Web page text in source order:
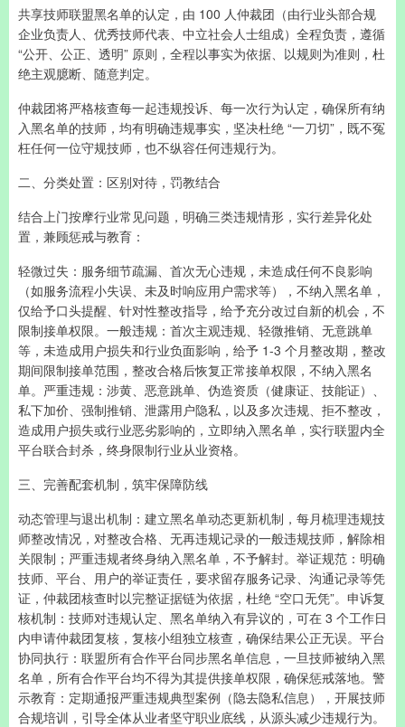
共享技师联盟黑名单的认定，由 100 人仲裁团（由行业头部合规
企业负责人、优秀技师代表、中立社会人士组成）全程负责，遵循
“公开、公正、透明” 原则，全程以事实为依据、以规则为准则，杜
绝主观臆断、随意判定。
仲裁团将严格核查每一起违规投诉、每一次行为认定，确保所有纳
入黑名单的技师，均有明确违规事实，坚决杜绝 “一刀切”，既不冤
枉任何一位守规技师，也不纵容任何违规行为。
二、分类处置：区别对待，罚教结合
结合上门按摩行业常见问题，明确三类违规情形，实行差异化处
置，兼顾惩戒与教育：
轻微过失：服务细节疏漏、首次无心违规，未造成任何不良影响
（如服务流程小失误、未及时响应用户需求等），不纳入黑名单，
仅给予口头提醒、针对性整改指导，给予充分改过自新的机会，不
限制接单权限。一般违规：首次主观违规、轻微推销、无意跳单
等，未造成用户损失和行业负面影响，给予 1-3 个月整改期，整改
期间限制接单范围，整改合格后恢复正常接单权限，不纳入黑名
单。严重违规：涉黄、恶意跳单、伪造资质（健康证、技能证）、
私下加价、强制推销、泄露用户隐私，以及多次违规、拒不整改，
造成用户损失或行业恶劣影响的，立即纳入黑名单，实行联盟内全
平台联合封杀，终身限制行业从业资格。
三、完善配套机制，筑牢保障防线
动态管理与退出机制：建立黑名单动态更新机制，每月梳理违规技
师整改情况，对整改合格、无再违规记录的一般违规技师，解除相
关限制；严重违规者终身纳入黑名单，不予解封。举证规范：明确
技师、平台、用户的举证责任，要求留存服务记录、沟通记录等凭
证，仲裁团核查时以完整证据链为依据，杜绝 “空口无凭”。申诉复
核机制：技师对违规认定、黑名单纳入有异议的，可在 3 个工作日
内申请仲裁团复核，复核小组独立核查，确保结果公正无误。平台
协同执行：联盟所有合作平台同步黑名单信息，一旦技师被纳入黑
名单，所有合作平台均不得为其提供接单权限，确保惩戒落地。警
示教育：定期通报严重违规典型案例（隐去隐私信息），开展技师
合规培训，引导全体从业者坚守职业底线，从源头减少违规行为。